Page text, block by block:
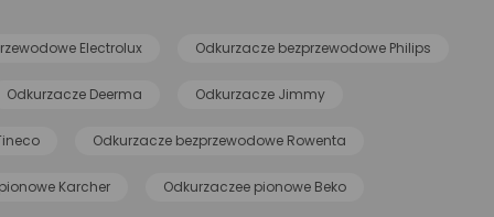
Electrolux Odkurzacze bezprzewodowe Philips
Odkurzacze Deerma Odkurzacze Jimmy
Odkurzacze bezprzewodowe Rowenta
Karcher Odkurzaczee pionowe Beko